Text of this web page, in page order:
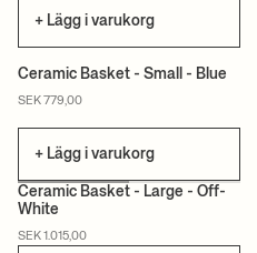
+ Lägg i varukorg
Ceramic Basket - Small - Blue
SEK 779,00
+ Lägg i varukorg
Ceramic Basket - Large - Off-
White
SEK 1.015,00